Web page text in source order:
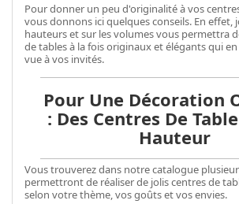
Pour donner un peu d'originalité à vos
vous donnons ici quelques conseils. En effet,
hauteurs et sur les volumes vous permettra
de tables à la fois originaux et élégants qui
vue à vos invités.
Pour Une Décoration
: Des Centres De
Hauteur
Vous trouverez dans notre catalogue
permettront de réaliser de jolis centres de
selon votre thème, vos goûts et vos envies.